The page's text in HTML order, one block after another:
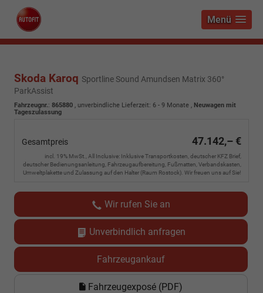
Menü
Skoda Karoq Sportline Sound Amundsen Matrix 360°
ParkAssist
Fahrzeugnr.: 865880 , unverbindliche Lieferzeit: 6 - 9 Monate , Neuwagen mit
Tageszulassung
Gesamtpreis 47.142,– €
incl. 19% MwSt., All Inclusive: Inklusive Transportkosten, deutscher KFZ Brief,
deutscher Bedienungsanleitung, Fahrzeugaufbereitung, Fußmatten, Verbandskasten,
Umweltplakette und Zulassung auf den Halter (Raum Rostock). Wir freuen uns auf Sie!
Wir rufen Sie an
Unverbindlich anfragen
Fahrzeugankauf
Fahrzeugexposé (PDF)